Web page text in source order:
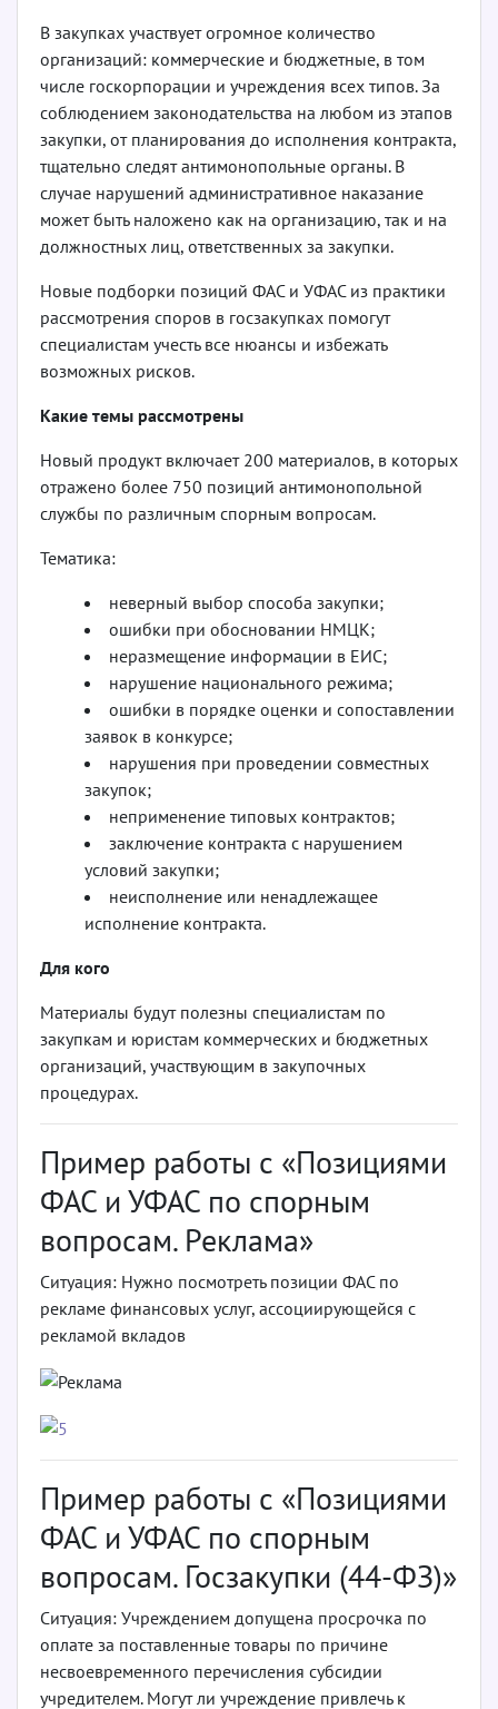
В закупках участвует огромное количество
организаций: коммерческие и бюджетные, в том
числе госкорпорации и учреждения всех типов. За
соблюдением законодательства на любом из этапов
закупки, от планирования до исполнения контракта,
тщательно следят антимонопольные органы. В
случае нарушений административное наказание
может быть наложено как на организацию, так и на
должностных лиц, ответственных за закупки.
Новые подборки позиций ФАС и УФАС из практики
рассмотрения споров в госзакупках помогут
специалистам учесть все нюансы и избежать
возможных рисков.
Какие темы рассмотрены
Новый продукт включает 200 материалов, в которых
отражено более 750 позиций антимонопольной
службы по различным спорным вопросам.
Тематика:
неверный выбор способа закупки;
ошибки при обосновании НМЦК;
неразмещение информации в ЕИС;
нарушение национального режима;
ошибки в порядке оценки и сопоставлении
заявок в конкурсе;
нарушения при проведении совместных
закупок;
неприменение типовых контрактов;
заключение контракта с нарушением
условий закупки;
неисполнение или ненадлежащее
исполнение контракта.
Для кого
Материалы будут полезны специалистам по
закупкам и юристам коммерческих и бюджетных
организаций, участвующим в закупочных
процедурах.
Пример работы с «Позициями
ФАС и УФАС по спорным
вопросам. Реклама»
Ситуация: Нужно посмотреть позиции ФАС по
рекламе финансовых услуг, ассоциирующейся с
рекламой вкладов
Пример работы с «Позициями
ФАС и УФАС по спорным
вопросам. Госзакупки (44-ФЗ)»
Ситуация: Учреждением допущена просрочка по
оплате за поставленные товары по причине
несвоевременного перечисления субсидии
учредителем. Могут ли учреждение привлечь к